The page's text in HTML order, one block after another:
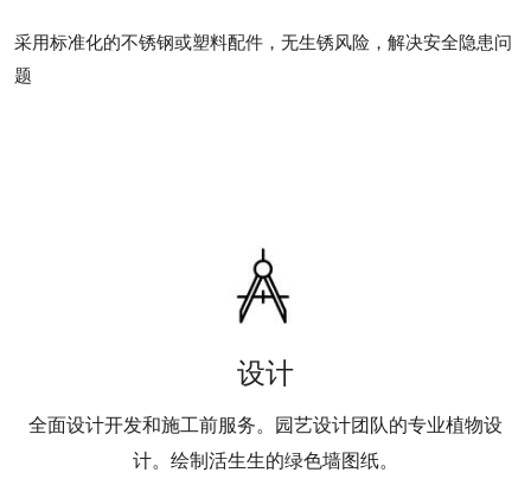
采用标准化的不锈钢或塑料配件，无生锈风险，解决安全隐患问
题
设计
全面设计开发和施工前服务。园艺设计团队的专业植物设
计。绘制活生生的绿色墙图纸。